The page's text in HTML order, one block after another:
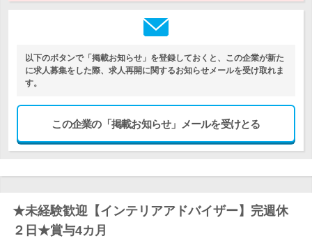
以下のボタンで「掲載お知らせ」を登録しておくと、この企業が新た
に求人募集をした際、求人再開に関するお知らせメールを受け取れま
す。
この企業の「掲載お知らせ」メールを受けとる
★未経験歓迎【インテリアアドバイザー】完週休
２日★賞与4カ月